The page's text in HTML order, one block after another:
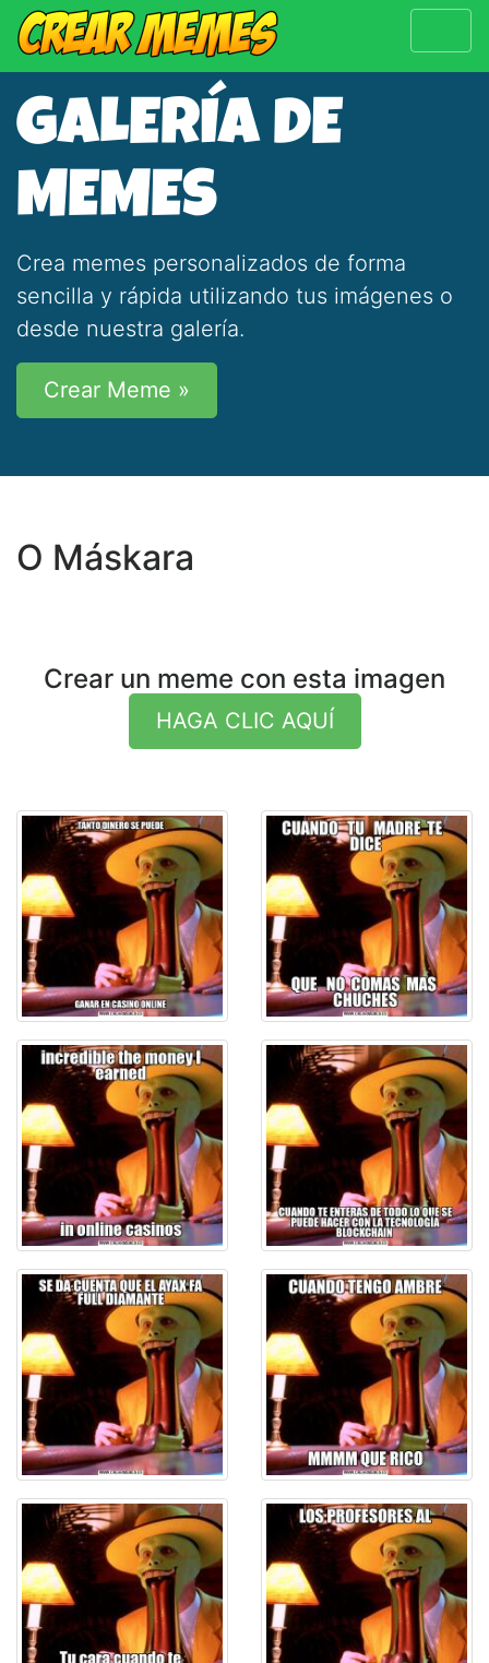
GALERÍA DE
MEMES
Crea memes personalizados de forma
sencilla y rápida utilizando tus imágenes o
desde nuestra galería.
Crear Meme »
O Máskara
Crear un meme con esta imagen
HAGA CLIC AQUÍ